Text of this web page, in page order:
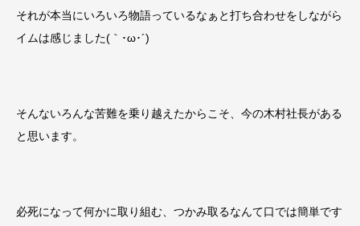
それが本当にいろいろ物語っているなぁと打ち合わせをしながら
イムは感じました(｀･ω･´)
そんないろんな苦難を乗り越えたからこそ、今の木村社長がある
と思います。
必死になって何かに取り組む、つかみ取るなんて口では簡単です